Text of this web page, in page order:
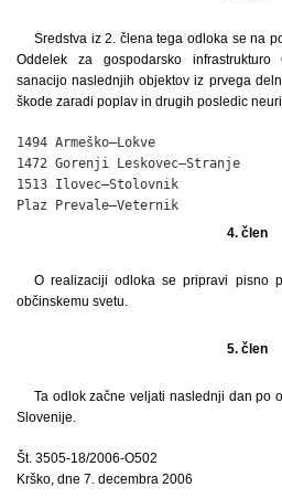
Sredstva iz 2. člena tega odloka se na
Oddelek za gospodarsko
sanacijo naslednjih objektov iz prvega
škode zaradi poplav in drugih posledic
1494 Armeško–Lokve
1472 Gorenji Leskovec–Stranje
1513 Ilovec–Stolovnik
Plaz Prevale–Veternik
4. člen
O realizaciji odloka se pripravi pisno
občinskemu svetu.
5. člen
Ta odlok začne veljati naslednji dan po
Slovenije.
Št. 3505-18/2006-O502
Krško, dne 7. decembra 2006